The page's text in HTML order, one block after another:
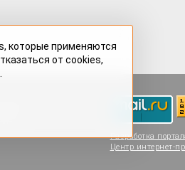
Разработка
Центр интернет-
которые применяются
от cookies,